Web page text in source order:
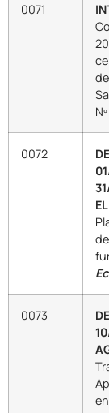
0071
0072
0073